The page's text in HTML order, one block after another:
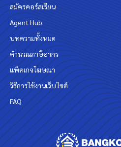
สมัครคอร์สเรียน
Agent Hub
บทความทั้งหมด
คำนวณภาษีอากร
แพ็คเกจโฆษณา
วิธีการใช้งานเว็บไซต์
FAQ